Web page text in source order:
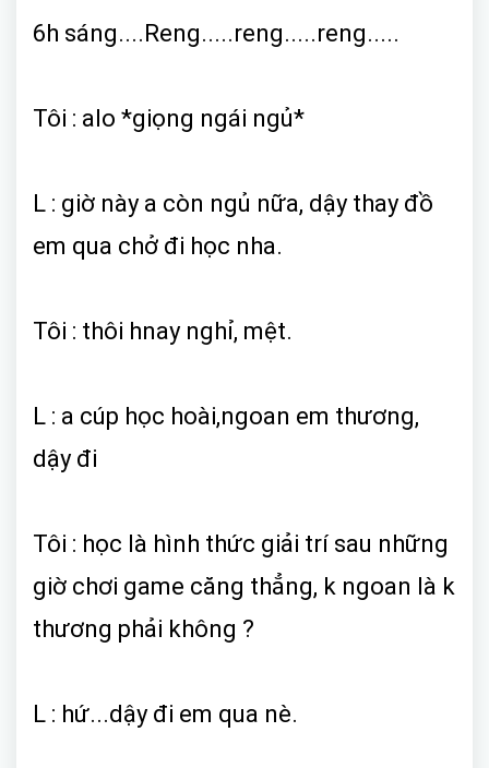
6h sáng....Reng.....reng.....reng.....
Tôi : alo *giọng ngái ngủ*
L : giờ này a còn ngủ nữa, dậy thay đồ
em qua chở đi học nha.
Tôi : thôi hnay nghỉ, mệt.
L : a cúp học hoài,ngoan em thương,
dậy đi
Tôi : học là hình thức giải trí sau những
giờ chơi game căng thẳng, k ngoan là k
thương phải không ?
L : hứ...dậy đi em qua nè.